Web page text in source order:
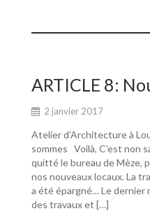
e
o
o
k
itt ta
er
ARTICLE 8:
2 janvier 2017
Atelier d’Architecture à
sommes Voilà, C’est non
quitté le bureau de Mèze,
nos nouveaux locaux. La
a été épargné… Le dernier
des travaux et […]